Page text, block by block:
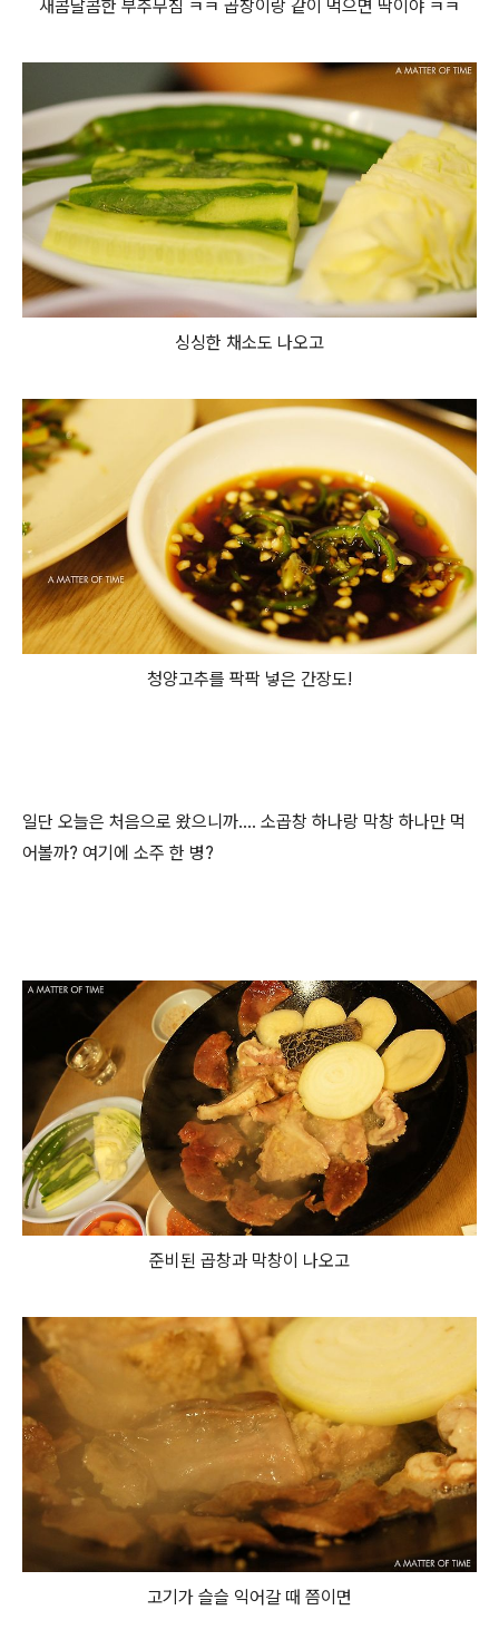
새콤달콤한 부추무침 ㅋㅋ 곱창이랑 같이 먹으면 딱이야 ㅋㅋ
싱싱한 채소도 나오고
청양고추를 팍팍 넣은 간장도!
일단 오늘은 처음으로 왔으니까.... 소곱창 하나랑 막창 하나만 먹
어볼까? 여기에 소주 한 병?
준비된 곱창과 막창이 나오고
고기가 슬슬 익어갈 때 쯤이면